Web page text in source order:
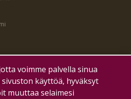
voimme palvella sinua
sivuston käyttöä, hyväksyt
muuttaa selaimesi